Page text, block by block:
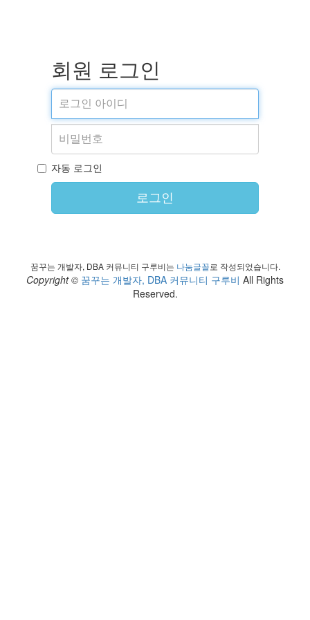
회원 로그인
자동 로그인
로그인
꿈꾸는 개발자, DBA 커뮤니티 구루비는 나눔글꼴로 작성되었습니다.
Copyright © 꿈꾸는 개발자, DBA 커뮤니티 구루비 All Rights
Reserved.